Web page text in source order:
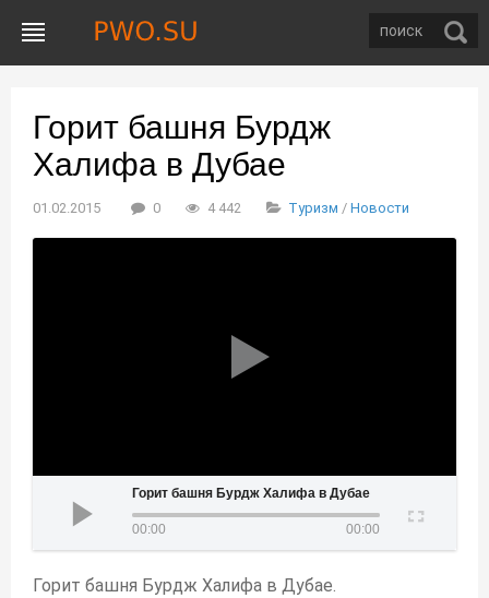
Горит башня Бурдж
Халифа в Дубае
01.02.2015 0 4 442 Туризм / Новости
Горит башня Бурдж Халифа в Дубае
00:00 00:00
Горит башня Бурдж Халифа в Дубае.